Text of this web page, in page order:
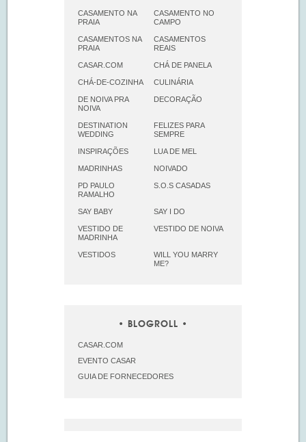
CASAMENTO NA
PRAIA
CASAMENTO NO
CAMPO
CASAMENTOS NA
PRAIA
CASAMENTOS
REAIS
CASAR.COM CHÁ DE PANELA
CHÁ-DE-COZINHA CULINÁRIA
DE NOIVA PRA
NOIVA
DECORAÇÃO
DESTINATION
WEDDING
FELIZES PARA
SEMPRE
INSPIRAÇÕES LUA DE MEL
MADRINHAS NOIVADO
PD PAULO
RAMALHO
S.O.S CASADAS
SAY BABY SAY I DO
VESTIDO DE
MADRINHA
VESTIDO DE NOIVA
VESTIDOS
WILL YOU MARRY
ME?
BLOGROLL
CASAR.COM
EVENTO CASAR
GUIA DE FORNECEDORES